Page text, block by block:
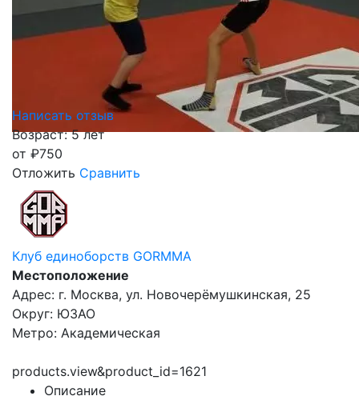
Написать отзыв
Возраст: 5 лет
от ₽750
Отложить Сравнить
Клуб единоборств GORMMA
Местоположение
Адрес: г. Москва, ул. Новочерёмушкинская, 25
Округ: ЮЗАО
Метро: Академическая
products.view&product_id=1621
Описание